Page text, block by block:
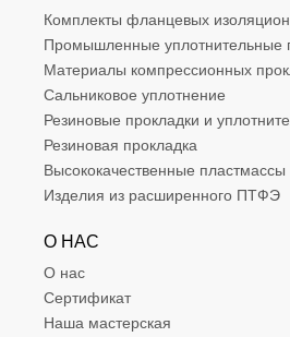
Комплекты фланцевых
Промышленные уплотнительные
Материалы компрессионных
Сальниковое уплотнение
Резиновые прокладки и
Резиновая прокладка
Высококачественные пластмассы
Изделия из расширенного ПТФЭ
О НАС
О нас
Сертификат
Наша мастерская